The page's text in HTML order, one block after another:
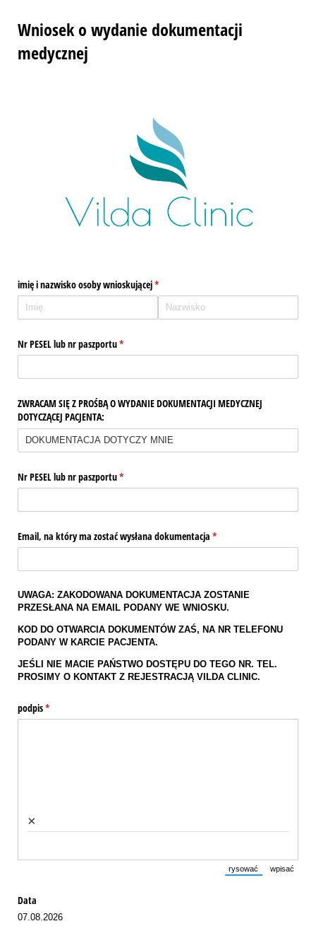
Wniosek o wydanie dokumentacji
medycznej
imię i nazwisko osoby wnioskującej*
(wymagane)
Nr PESEL lub nr paszportu*
(wymagane)
ZWRACAM SIĘ Z PROŚBĄ O WYDANIE DOKUMENTACJI MEDYCZNEJ
DOTYCZĄCEJ PACJENTA:
Nr PESEL lub nr paszportu*
(wymagane)
Email, na który ma zostać wysłana dokumentacja *
(wymagane)
UWAGA: ZAKODOWANA DOKUMENTACJA ZOSTANIE
PRZESŁANA NA EMAIL PODANY WE WNIOSKU.
KOD DO OTWARCIA DOKUMENTÓW ZAŚ, NA NR TELEFONU
PODANY W KARCIE PACJENTA.
JEŚLI NIE MACIE PAŃSTWO DOSTĘPU DO TEGO NR. TEL.
PROSIMY O KONTAKT Z REJESTRACJĄ VILDA CLINIC.
podpis*
(wymagane)
×
rysować
(Przełącz na tryb
wpisać
Data
07.08.2026